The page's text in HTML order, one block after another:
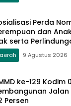
Perda
dan
serta
9 Agustus 2026
ke-129 Kodim
Persen